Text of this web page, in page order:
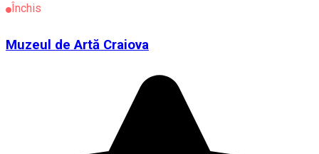
Închis
Muzeul de Artă Craiova